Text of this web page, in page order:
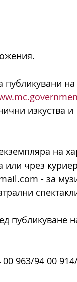
публикувани на
изкуства и
на
или чрез
- за
публикуване
963/94 00